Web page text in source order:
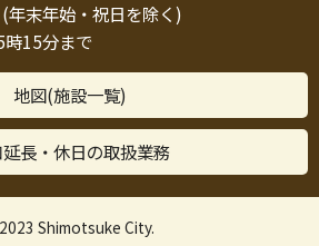
年末年始・祝日を除く)
15分まで
地図(施設一覧)
長・休日の取扱業務
Shimotsuke City.